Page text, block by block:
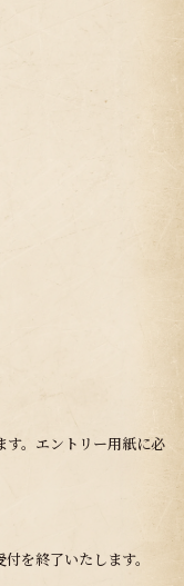
す。エントリー用紙に必
を終了いたします。